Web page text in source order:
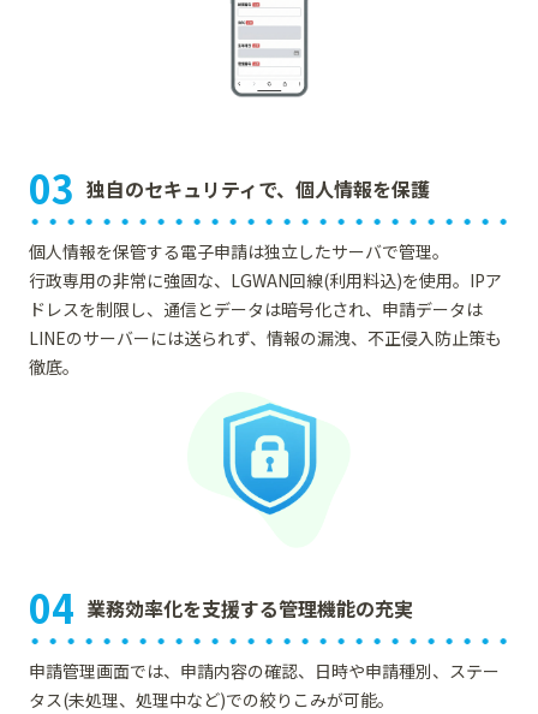
03 独自のセキュリティで、個人情報を保護
個人情報を保管する電子申請は独立したサーバで管理。
行政専用の非常に強固な、LGWAN回線(利用料込)を使用。IPア
ドレスを制限し、通信とデータは暗号化され、申請データは
LINEのサーバーには送られず、情報の漏洩、不正侵入防止策も
徹底。
04 業務効率化を支援する管理機能の充実
申請管理画面では、申請内容の確認、日時や申請種別、ステー
タス(未処理、処理中など)での絞りこみが可能。